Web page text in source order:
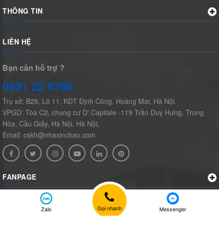
THÔNG TIN
LIÊN HỆ
Bạn cần hỗ trợ ?
0931 22 6768
Trụ sở: B29, Lô 11, KĐT Định Công, Hoàng Mai, Hà Nội.
VPGD: Tòa C2, chung cư D'.Capitale -119 Trần Duy Hưng, Trung
Hòa, Cầu Giấy, Hà Nội, Hà Nội,
Email: cskh@nhaxinchao.com
FANPAGE
© Bản quyền thuộc vềnhaxinchao.com
Zalo Gọi nhanh Messenger